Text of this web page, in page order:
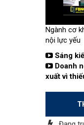
Ngành cơ
nội lực yếu
Sáng
Doanh
xuất vì